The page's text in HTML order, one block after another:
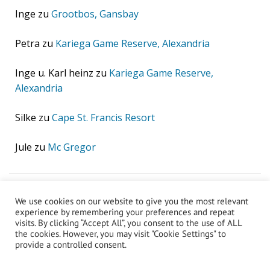
Inge zu Grootbos, Gansbay
Petra zu Kariega Game Reserve, Alexandria
Inge u. Karl heinz zu Kariega Game Reserve,
Alexandria
Silke zu Cape St. Francis Resort
Jule zu Mc Gregor
© 2026 Albatros Urlaub
AGB...
We use cookies on our website to give you the most relevant
experience by remembering your preferences and repeat
visits. By clicking “Accept All”, you consent to the use of ALL
the cookies. However, you may visit "Cookie Settings" to
provide a controlled consent.